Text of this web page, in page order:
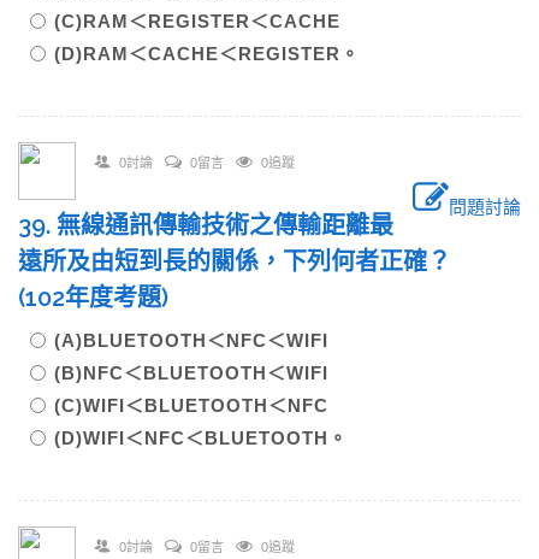
(C)RAM＜REGISTER＜CACHE
(D)RAM＜CACHE＜REGISTER。
0討論 0留言 0追蹤
問題討論
39. 無線通訊傳輸技術之傳輸距離最
遠所及由短到長的關係，下列何者正確？
(102年度考題)
(A)BLUETOOTH＜NFC＜WIFI
(B)NFC＜BLUETOOTH＜WIFI
(C)WIFI＜BLUETOOTH＜NFC
(D)WIFI＜NFC＜BLUETOOTH。
0討論 0留言 0追蹤